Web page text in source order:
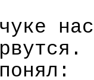
понял: